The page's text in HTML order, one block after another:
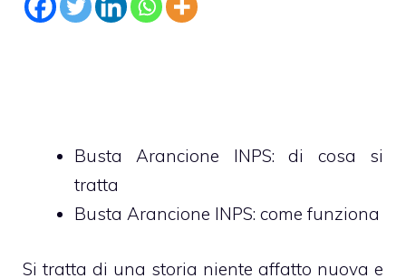
Busta Arancione INPS: di cosa si
tratta
Busta Arancione INPS: come funziona
Si tratta di una storia niente affatto nuova e